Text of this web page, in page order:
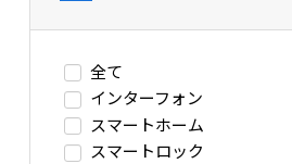
全て
インターフォン
スマートホーム
スマートロック